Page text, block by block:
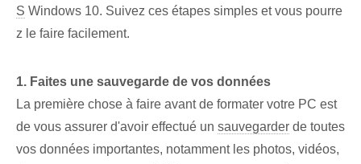
S ⁢Windows​ 10. Suivez ces étapes simples et vous pourre
z le faire facilement.
1. Faites une ‌sauvegarde de vos⁤ données
La première chose à faire avant de formater votre PC est
de vous assurer d'avoir effectué un sauvegarder de toutes
vos données importantes, notamment les photos, vidéos,